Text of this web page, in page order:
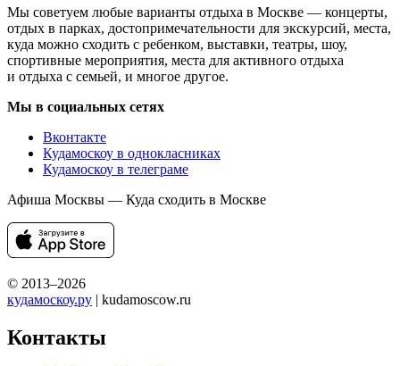
Мы советуем любые варианты отдыха в Москве — концерты,
отдых в парках, достопримечательности для экскурсий, места,
куда можно сходить с ребенком, выставки, театры, шоу,
спортивные мероприятия, места для активного отдыха
и отдыха с семьей, и многое другое.
Мы в социальных сетях
Вконтакте
Кудамоскоу в однокласниках
Кудамоскоу в телеграме
Афиша Москвы — Куда сходить в Москве
© 2013–2026
кудамоскоу.ру | kudamoscow.ru
Контакты